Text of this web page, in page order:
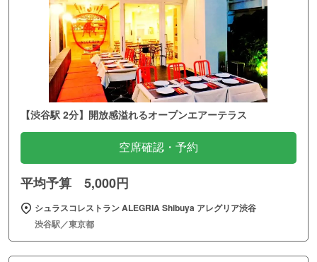
【渋谷駅 2分】開放感溢れるオープンエアーテラス
空席確認・予約
平均予算 5,000円
シュラスコレストラン ALEGRIA Shibuya アレグリア渋谷
渋谷駅／東京都